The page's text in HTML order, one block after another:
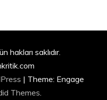
hakları saklıdır.
| Theme: Engage
Themes